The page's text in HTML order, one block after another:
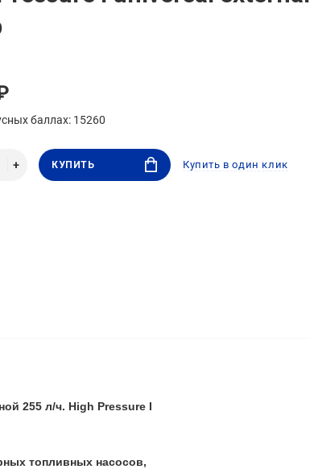
баллах: 15260
КУПИТЬ Купить в один клик
255 л/ч. High Pressure I
топливных насосов,